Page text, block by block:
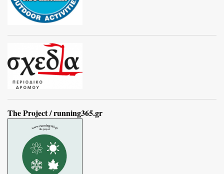
The Project / running365.gr